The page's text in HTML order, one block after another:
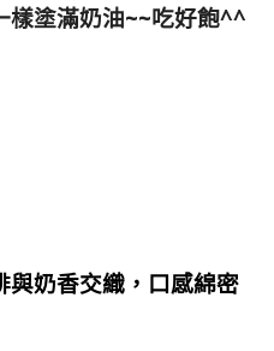
樣塗滿奶油~~吃好飽^^
與奶香交織，口感綿密